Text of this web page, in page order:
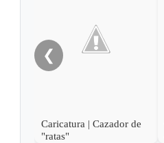
❮
Caricatura | Cazador de
"ratas"